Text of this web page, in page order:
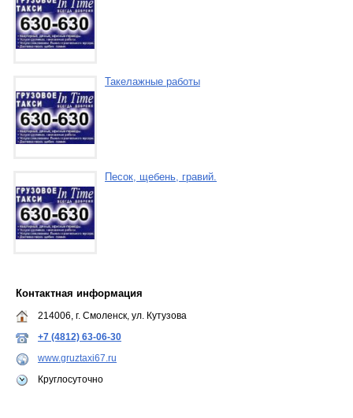
Такелажные работы
Песок, щебень, гравий.
Контактная информация
214006, г. Смоленск, ул. Кутузова
+7 (4812) 63-06-30
www.gruztaxi67.ru
Круглосуточно